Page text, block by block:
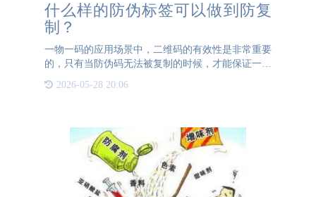
什么样的防伪标签可以做到防复
制？
一物一码的应用场景中，二维码的有效性是非常重要
的，只有当防伪码无法被复制的时候，才能保证一物
无法被复制的，重复的扫描会造成二维码的失效或是
2026-05-28 20:06